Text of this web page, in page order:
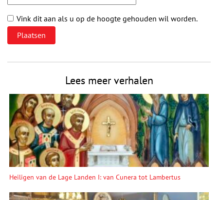
Vink dit aan als u op de hoogte gehouden wil worden.
Lees meer verhalen
Heiligen van de Lage Landen I: van Cunera tot Lambertus